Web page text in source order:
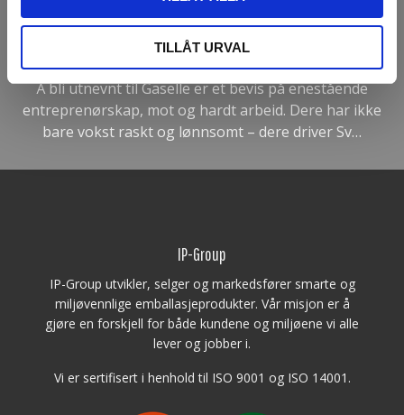
TILLÅT URVAL
TIRSDAG 7. OKTOBER 2025
IP-Group AB Gasell 2025
Å bli utnevnt til Gaselle er et bevis på enestående
entreprenørskap, mot og hardt arbeid. Dere har ikke
bare vokst raskt og lønnsomt – dere driver Sv…
IP-Group
IP-Group utvikler, selger og markedsfører smarte og
miljøvennlige emballasjeprodukter. Vår misjon er å
gjøre en forskjell for både kundene og miljøene vi alle
lever og jobber i.
Vi er sertifisert i henhold til ISO 9001 og ISO 14001.